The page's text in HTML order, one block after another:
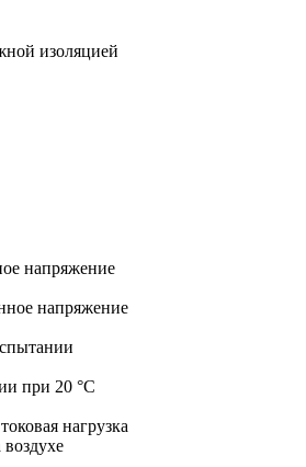
изоляцией
напряжение
напряжение
при 20 °C
нагрузка